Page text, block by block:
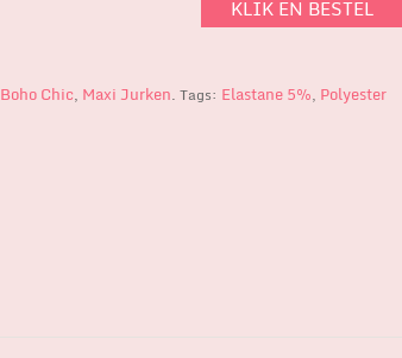
KLIK EN BESTEL
Boho Chic, Maxi Jurken. Tags: Elastane 5%, Polyester